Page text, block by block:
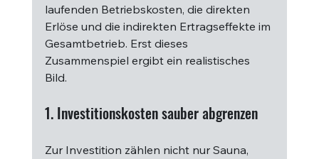
laufenden Betriebskosten, die direkten
Erlöse und die indirekten Ertragseffekte im
Gesamtbetrieb. Erst dieses
Zusammenspiel ergibt ein realistisches
Bild.
1. Investitionskosten sauber abgrenzen
Zur Investition zählen nicht nur Sauna,